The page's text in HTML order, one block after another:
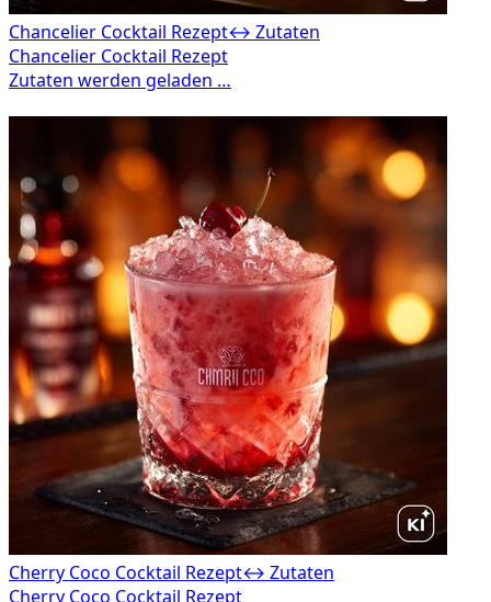
Chancelier Cocktail Rezept↔ Zutaten
Cherry Coco Cocktail Rezept↔ Zutaten